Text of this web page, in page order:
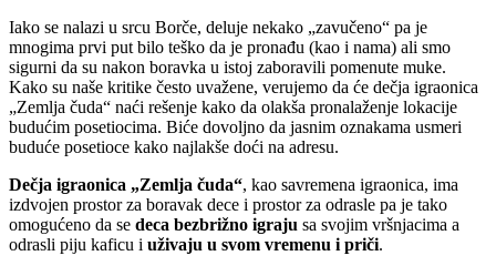
Iako se nalazi u srcu Borče, deluje nekako „zavučeno“ pa je
mnogima prvi put bilo teško da je pronađu (kao i nama) ali smo
sigurni da su nakon boravka u istoj zaboravili pomenute muke.
Kako su naše kritike često uvažene, verujemo da će dečja igraonica
„Zemlja čuda“ naći rešenje kako da olakša pronalaženje lokacije
budućim posetiocima. Biće dovoljno da jasnim oznakama usmeri
buduće posetioce kako najlakše doći na adresu.
Dečja igraonica „Zemlja čuda“, kao savremena igraonica, ima
izdvojen prostor za boravak dece i prostor za odrasle pa je tako
omogućeno da se deca bezbrižno igraju sa svojim vršnjacima a
odrasli piju kaficu i uživaju u svom vremenu i priči.